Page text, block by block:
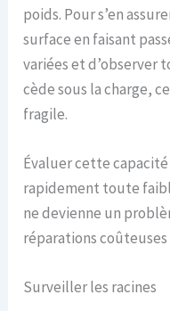
poids. Pour s’en
surface en faisant
variées et d’observer
cède sous la charge,
fragile.
Évaluer cette
rapidement toute
ne devienne un
réparations
Surveiller les racines